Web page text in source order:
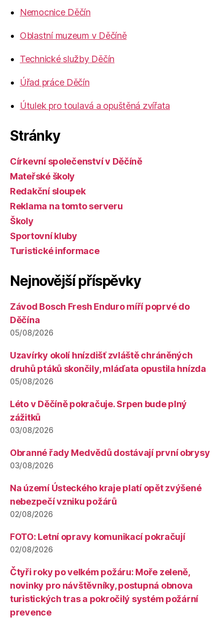
Nemocnice Děčín
Oblastní muzeum v Děčíně
Technické služby Děčín
Úřad práce Děčín
Útulek pro toulavá a opuštěná zvířata
Stránky
Církevní společenství v Děčíně
Mateřské školy
Redakční sloupek
Reklama na tomto serveru
Školy
Sportovní kluby
Turistické informace
Nejnovější příspěvky
Závod Bosch Fresh Enduro míří poprvé do
Děčína
05/08/2026
Uzavírky okolí hnízdišť zvláště chráněných
druhů ptáků skončily, mláďata opustila hnízda
05/08/2026
Léto v Děčíně pokračuje. Srpen bude plný
zážitků
03/08/2026
Obranné řady Medvědů dostávají první obrysy
03/08/2026
Na území Ústeckého kraje platí opět zvýšené
nebezpečí vzniku požárů
02/08/2026
FOTO: Letní opravy komunikací pokračují
02/08/2026
Čtyři roky po velkém požáru: Moře zeleně,
novinky pro návštěvníky, postupná obnova
turistických tras a pokročilý systém požární
prevence